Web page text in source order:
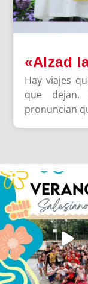
«Alzad
Hay viajes
que
pronuncian
Los alumnos de 6º de
de la ESO...
145